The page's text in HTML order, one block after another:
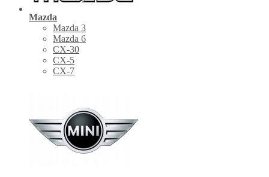
Mazda
Mazda 3
Mazda 6
CX-30
СХ-5
CX-7